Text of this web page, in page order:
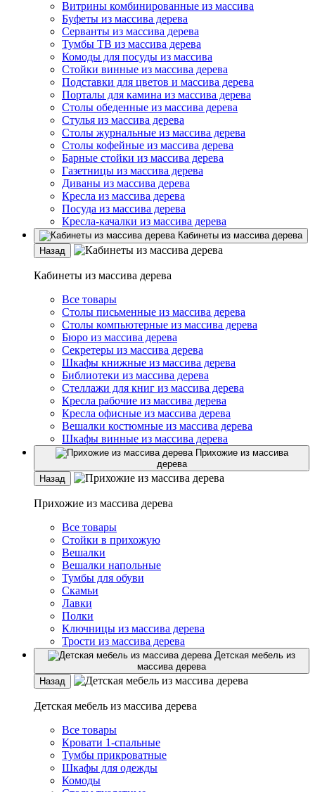
Витрины комбинированные из массива
Буфеты из массива дерева
Серванты из массива дерева
Тумбы ТВ из массива дерева
Комоды для посуды из массива
Стойки винные из массива дерева
Подставки для цветов и массива дерева
Порталы для камина из массива дерева
Столы обеденные из массива дерева
Стулья из массива дерева
Столы журнальные из массива дерева
Столы кофейные из массива дерева
Барные стойки из массива дерева
Газетницы из массива дерева
Диваны из массива дерева
Кресла из массива дерева
Посуда из массива дерева
Кресла-качалки из массива дерева
Кабинеты из массива дерева
Назад
Кабинеты из массива дерева
Все товары
Столы письменные из массива дерева
Столы компьютерные из массива дерева
Бюро из массива дерева
Секретеры из массива дерева
Шкафы книжные из массива дерева
Библиотеки из массива дерева
Стеллажи для книг из массива дерева
Кресла рабочие из массива дерева
Кресла офисные из массива дерева
Вешалки костюмные из массива дерева
Шкафы винные из массива дерева
Прихожие из массива
дерева
Назад
Прихожие из массива дерева
Все товары
Стойки в прихожую
Вешалки
Вешалки напольные
Тумбы для обуви
Скамьи
Лавки
Полки
Ключницы из массива дерева
Трости из массива дерева
Детская мебель из
массива дерева
Назад
Детская мебель из массива дерева
Все товары
Кровати 1-спальные
Тумбы прикроватные
Шкафы для одежды
Комоды